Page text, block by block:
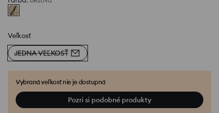
Veľkosť
JEDNA VEĽKOSŤ
Vybraná veľkosť nie je dostupná
Pozri si podobné produkty